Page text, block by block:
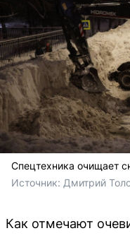
Спецтехника очищает
Источник: Дмитрий
Как отмечают